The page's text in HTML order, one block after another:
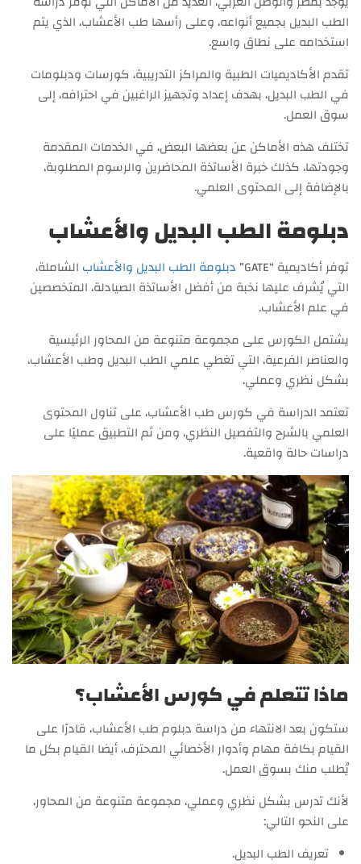
الطب البديل بجميع أنواعه، وعلى رأسها طب الأعشاب، الذي يتم
استخدامه على نطاق واسع.
تقدم الأكاديميات الطبية والمراكز التدريبية، كورسات ودبلومات
في الطب البديل، بهدف إعداد وتجهيز الراغبين في احترافه، إلى
سوق العمل.
تختلف هذه الأماكن عن بعضها البعض، في الخدمات المقدمة
وجودتها، كذلك خبرة الأساتذة المحاضرين والرسوم المطلوبة،
بالإضافة إلى المحتوى العلمي.
دبلومة الطب البديل والأعشاب
توفر أكاديمية “GATE” دبلومة الطب البديل والأعشاب الشاملة،
التي يُشرف عليها نخبة من أفضل الأساتذة الصيادلة، المتخصصين
في علم الأعشاب.
يشتمل الكورس على مجموعة متنوعة من المحاور الرئيسية
والعناصر الفرعية، التي تغطي علمي الطب البديل وطب الأعشاب،
بشكل نظري وعملي.
تعتمد الدراسة في كورس طب الأعشاب، على تناول المحتوى
العلمي بالشرح والتفصيل النظري، ومن ثم التطبيق عمليًا على
دراسات حالة واقعية.
ماذا تتعلم في كورس الأعشاب؟
ستكون بعد الانتهاء من دراسة دبلوم طب الأعشاب، قادرًا على
القيام بكافة مهام وأدوار الأخصائي المحترف، أيضا القيام بكل ما
يُطلب منك بسوق العمل.
لأنك تدرس بشكل نظري وعملي، مجموعة متنوعة من المحاور،
على النحو التالي:
تعريف الطب البديل.